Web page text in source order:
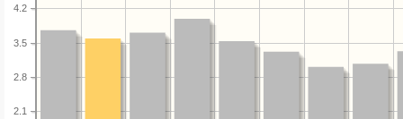
2.1
2.8
3.5
4.2